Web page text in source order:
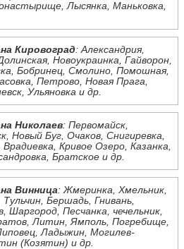
Лысянка, Маньковка,
Кировоград: Александрия,
Новоукраинка, Гайворон,
Бобринец, Смолино, Помошная,
Петрово, Новая Прага,
Ульяновка и др.
Николаев: Первомайск,
Новый Буг, Очаков, Снигиревка,
Кривое Озеро, Казанка,
Братское и др.
Винница: Жмеринка, Хмельник,
Бершадь, Гнивань,
Шаргород, Песчанка, чечельник,
Литин, Ямполь, Погребище,
Ладыжин, Могилев-
(Козятин) и др.